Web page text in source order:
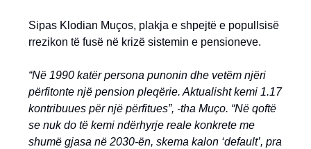
Sipas Klodian Muços, plakja e shpejtë e popullsisë
rrezikon të fusë në krizë sistemin e pensioneve.
“Në 1990 katër persona punonin dhe vetëm njëri
përfitonte një pension pleqërie. Aktualisht kemi 1.17
kontribuues për një përfitues”, -tha Muço. “Në qoftë
se nuk do të kemi ndërhyrje reale konkrete me
shumë gjasa në 2030-ën, skema kalon ‘default’, pra